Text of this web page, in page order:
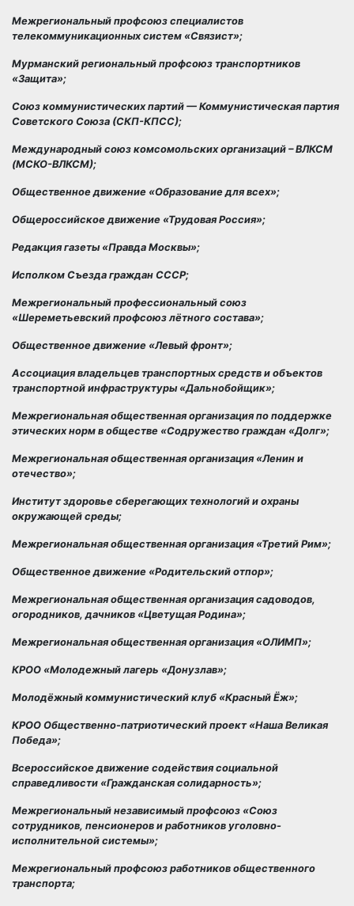
Межрегиональный профсоюз специалистов
телекоммуникационных систем «Связист»;
Мурманский региональный профсоюз транспортников
«Защита»;
Союз коммунистических партий — Коммунистическая партия
Советского Союза (СКП-КПСС);
Международный союз комсомольских организаций – ВЛКСМ
(МСКО-ВЛКСМ);
Общественное движение «Образование для всех»;
Общероссийское движение «Трудовая Россия»;
Редакция газеты «Правда Москвы»;
Исполком Съезда граждан СССР;
Межрегиональный профессиональный союз
«Шереметьевский профсоюз лётного состава»;
Общественное движение «Левый фронт»;
Ассоциация владельцев транспортных средств и объектов
транспортной инфраструктуры «Дальнобойщик»;
Межрегиональная общественная организация по поддержке
этических норм в обществе «Содружество граждан «Долг»;
Межрегиональная общественная организация «Ленин и
отечество»;
Институт здоровье сберегающих технологий и охраны
окружающей среды;
Межрегиональная общественная организация «Третий Рим»;
Общественное движение «Родительский отпор»;
Межрегиональная общественная организация садоводов,
огородников, дачников «Цветущая Родина»;
Межрегиональная общественная организация «ОЛИМП»;
КРОО «Молодежный лагерь «Донузлав»;
Молодёжный коммунистический клуб «Красный Ёж»;
КРОО Общественно-патриотический проект «Наша Великая
Победа»;
Всероссийское движение содействия социальной
справедливости «Гражданская солидарность»;
Межрегиональный независимый профсоюз «Союз
сотрудников, пенсионеров и работников уголовно-
исполнительной системы»;
Межрегиональный профсоюз работников общественного
транспорта;